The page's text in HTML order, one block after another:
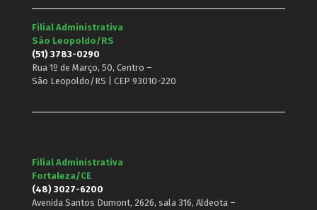
Filial Administrativa
São Leopoldo/RS
(51) 3783-0290
Rua 1º de Março, 50, Centro –
São Leopoldo/RS | CEP 93010-220
Filial Administrativa
Fortaleza/CE
(48) 3027-6200
Avenida Santos Dumont, 2626, sala 316, Aldeota –